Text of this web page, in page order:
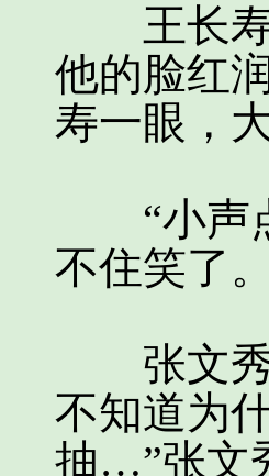
王长寿
他的脸红
寿一眼，
“小声点
不住笑了。
张文秀
不知道为
抽…”张文